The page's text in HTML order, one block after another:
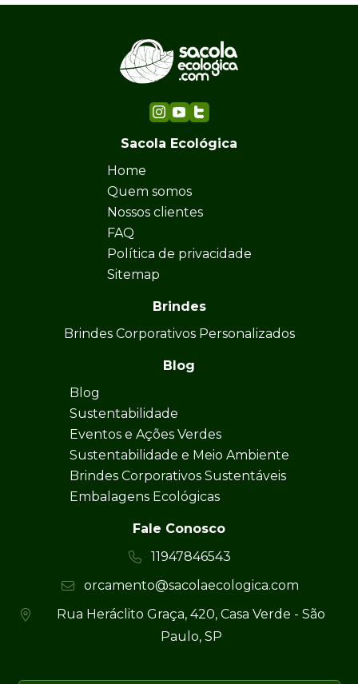
Sacola Ecológica
Home
Quem somos
Nossos clientes
FAQ
Política de privacidade
Sitemap
Brindes
Brindes Corporativos Personalizados
Blog
Blog
Sustentabilidade
Eventos e Ações Verdes
Sustentabilidade e Meio Ambiente
Brindes Corporativos Sustentáveis
Embalagens Ecológicas
Fale Conosco
11947846543
orcamento@sacolaecologica.com
Rua Heráclito Graça, 420, Casa Verde - São
Paulo, SP